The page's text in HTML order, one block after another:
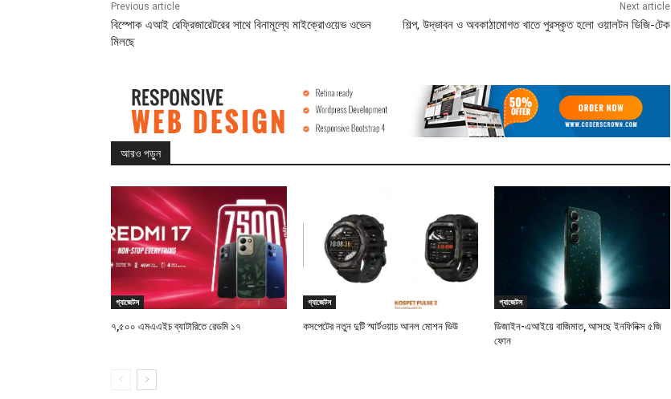
Previous article
বিস্পোক এআই রেফ্রিজারেটরের সাথে বিনামূল্যে মাইক্রোওয়েভ ওভেন
মিলছে
Next article
শিল্প, উদ্ভাবন ও অবকাঠামোগত খাতে পুরস্কৃত হলো ওয়ালটন ডিজি-টেক
আরও পড়ুন
গ্যাজেটস
৭,৫০০ এমএএইচ ব্যাটারিতে রেডমি ১৭
গ্যাজেটস
কসপেটের নতুন দুটি স্মার্টওয়াচ আনল মোশন ভিউ
গ্যাজেটস
ডিজাইন-এআইয়ে বাজিমাত, আসছে ইনফিনিক্স ৫জি
ফোন